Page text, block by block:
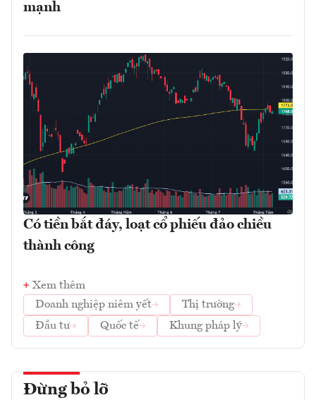
mạnh
Có tiền bắt đáy, loạt cổ phiếu đảo chiều
thành công
Xem thêm
Doanh nghiệp niêm yết
Thị trường
Đầu tư
Quốc tế Khung pháp lý
Đừng bỏ lỡ